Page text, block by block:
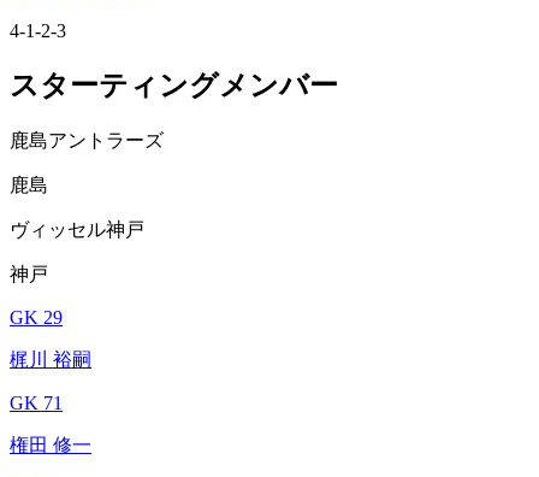
4-1-2-3
スターティングメンバー
鹿島アントラーズ
鹿島
ヴィッセル神戸
神戸
GK 29
梶川 裕嗣
GK 71
権田 修一